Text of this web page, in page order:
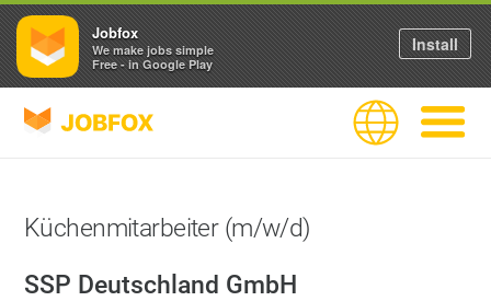
JOBFOX Navigate
Language
Küchenmitarbeiter (m/w/d)
SSP Deutschland GmbH
Jobfox
We make jobs simple
Free - in Google Play
Install